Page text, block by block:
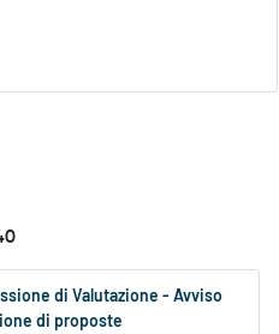
di Valutazione - Avviso
di proposte